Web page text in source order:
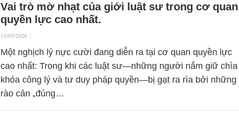
Vai trò mờ nhạt của giới luật sư trong cơ quan
quyền lực cao nhất.
15/05/2026 |
Một nghịch lý nực cười đang diễn ra tại cơ quan quyền lực
cao nhất: Trong khi các luật sư—những người nắm giữ chìa
khóa công lý và tư duy pháp quyền—bị gạt ra rìa bởi những
rào cản „đúng…